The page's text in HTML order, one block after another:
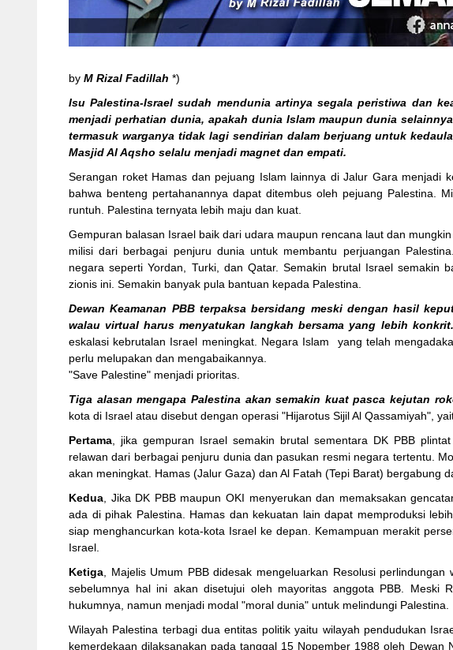
by M Rizal Fadillah *)
Isu Palestina-Israel sudah mendunia artinya segala peristiwa dan
menjadi perhatian dunia, apakah dunia Islam maupun dunia
termasuk warganya tidak lagi sendirian dalam berjuang untuk
Masjid Al Aqsho selalu menjadi magnet dan empati.
Serangan roket Hamas dan pejuang Islam lainnya di Jalur Gara menjadi
bahwa benteng pertahanannya dapat ditembus oleh pejuang Palestina.
runtuh. Palestina ternyata lebih maju dan kuat.
Gempuran balasan Israel baik dari udara maupun rencana laut dan
milisi dari berbagai penjuru dunia untuk membantu perjuangan
negara seperti Yordan, Turki, dan Qatar. Semakin brutal Israel semakin
zionis ini. Semakin banyak pula bantuan kepada Palestina.
Dewan Keamanan PBB terpaksa bersidang meski dengan hasil
walau virtual harus menyatukan langkah bersama yang lebih konkrit.
eskalasi kebrutalan Israel meningkat. Negara Islam yang telah
perlu melupakan dan mengabaikannya.
"Save Palestine" menjadi prioritas.
Tiga alasan mengapa Palestina akan semakin kuat pasca kejutan
kota di Israel atau disebut dengan operasi "Hijarotus Sijil Al Qassamiyah",
Pertama , jika gempuran Israel semakin brutal sementara DK PBB
relawan dari berbagai penjuru dunia dan pasukan resmi negara tertentu.
akan meningkat. Hamas (Jalur Gaza) dan Al Fatah (Tepi Barat) bergabung
Kedua , Jika DK PBB maupun OKI menyerukan dan memaksakan
ada di pihak Palestina. Hamas dan kekuatan lain dapat memproduksi
siap menghancurkan kota-kota Israel ke depan. Kemampuan merakit
Israel.
Ketiga , Majelis Umum PBB didesak mengeluarkan Resolusi
sebelumnya hal ini akan disetujui oleh mayoritas anggota PBB. Meski
hukumnya, namun menjadi modal "moral dunia" untuk melindungi Palestina.
Wilayah Palestina terbagi dua entitas politik yaitu wilayah pendudukan
kemerdekaan dilaksanakan pada tanggal 15 Nopember 1988 oleh Dewan